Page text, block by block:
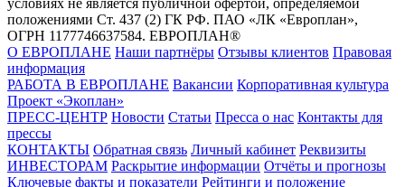
условиях не является публичной офертой, определяемой
положениями Ст. 437 (2) ГК РФ. ПАО «ЛК «Европлан»,
ОГРН 1177746637584. ЕВРОПЛАН®
О ЕВРОПЛАНЕ Наши партнёры Отзывы клиентов Правовая
информация
РАБОТА В ЕВРОПЛАНЕ Вакансии Корпоративная культура
Проект «Экоплан»
ПРЕСС-ЦЕНТР Новости Статьи Пресса о нас Контакты для
прессы
КОНТАКТЫ Обратная связь Личный кабинет Реквизиты
ИНВЕСТОРАМ Раскрытие информации Отчёты и прогнозы
Ключевые факты и показатели Рейтинги и положение